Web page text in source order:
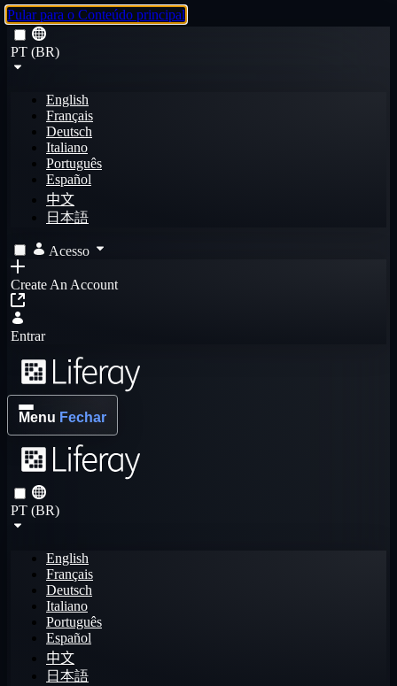
Pular para o Conteúdo principal
PT (BR)
English
Français
Deutsch
Italiano
Português
Español
中文
日本語
Acesso
Create An Account
Entrar
Menu Fechar
PT (BR)
English
Français
Deutsch
Italiano
Português
Español
中文
日本語